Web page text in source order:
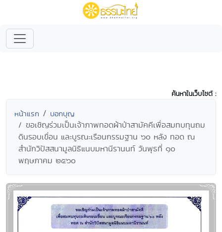
ค้นหาในเว็บไซต์ :
หน้าแรก บอกบุญ
ขอเชิญร่วมเป็นเจ้าภาพทอดผ้าป่าสามัคคีเพื่อสมทบทุนถม
ดินรอบเขื่อน และบูรณะเรือนกรรมฐาน ๖๐ หลัง ทอด ณ
สำนักวิปัสสนามูลนิธิแนบมหานีรานนท์ วันพุธที่ ๑๐
พฤษภาคม ๒๕๖๐